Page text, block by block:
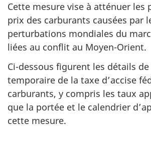
Cette mesure vise à atténuer les
prix des carburants causées par
perturbations mondiales du
liées au conflit au Moyen-Orient.
Ci-dessous figurent les détails
temporaire de la taxe d’accise
carburants, y compris les taux
que la portée et le calendrier
cette mesure.